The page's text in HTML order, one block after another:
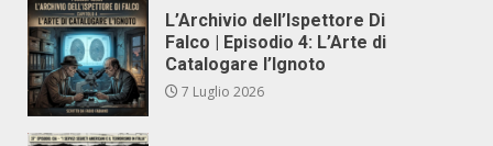
L’Archivio dell’Ispettore Di
Falco | Episodio 4: L’Arte di
Catalogare l’Ignoto
7 Luglio 2026